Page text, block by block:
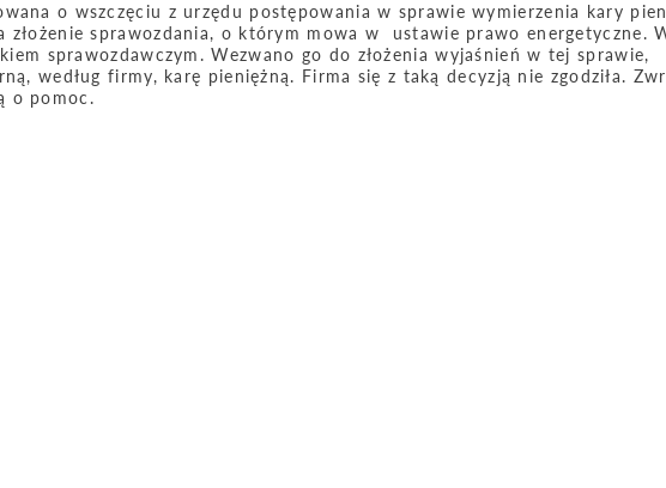
o wszczęciu z urzędu postępowania w sprawie wymierzenia kary
złożenie sprawozdania, o którym mowa w ustawie prawo energetyczne.
sprawozdawczym. Wezwano go do złożenia wyjaśnień w tej sprawie,
według firmy, karę pieniężną. Firma się z taką decyzją nie zgodziła.
o pomoc.